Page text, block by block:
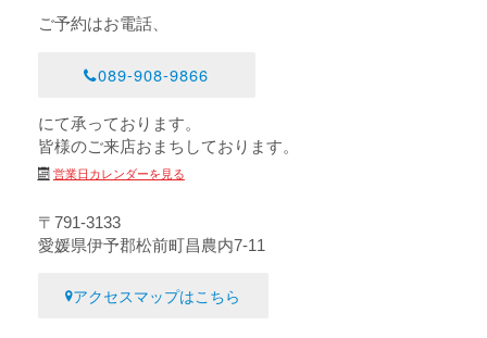
ご予約はお電話、
089-908-9866
にて承っております。
皆様のご来店おまちしております。
営業日カレンダーを見る
〒791-3133
愛媛県伊予郡松前町昌農内7-11
アクセスマップはこちら